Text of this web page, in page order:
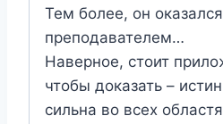
Тем более, он
преподавателем…
Наверное, стоит
чтобы доказать –
сильна во всех